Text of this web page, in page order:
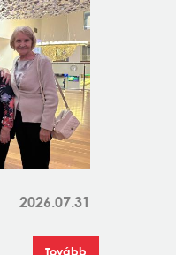
2026.07.31
Tovább